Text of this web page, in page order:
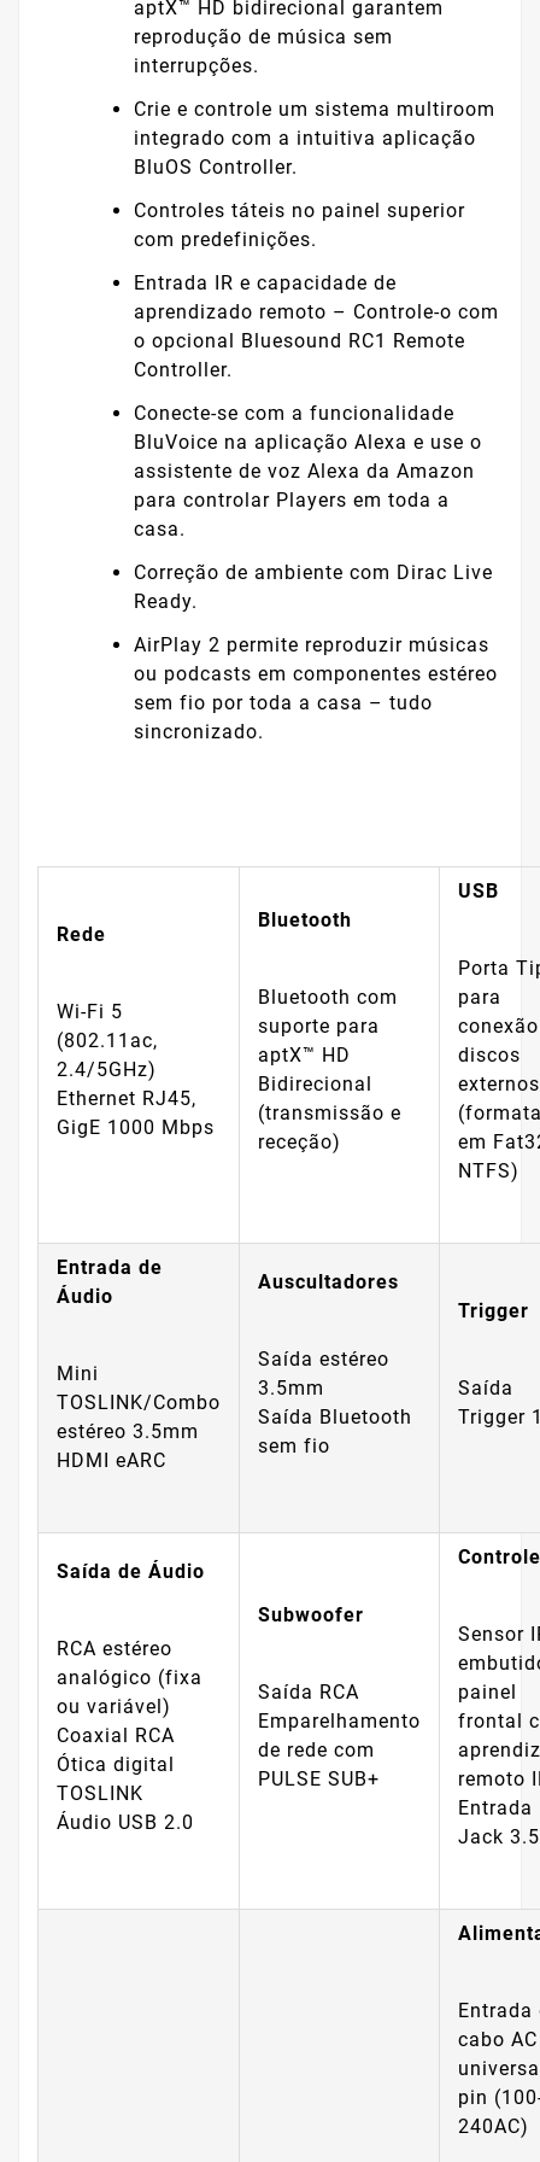
aptX™ HD bidirecional garantem
reprodução de música sem
interrupções.
Crie e controle um sistema multiroom
integrado com a intuitiva aplicação
BluOS Controller.
Controles táteis no painel superior
com predefinições.
Entrada IR e capacidade de
aprendizado remoto – Controle-o com
o opcional Bluesound RC1 Remote
Controller.
Conecte-se com a funcionalidade
BluVoice na aplicação Alexa e use o
assistente de voz Alexa da Amazon
para controlar Players em toda a
casa.
Correção de ambiente com Dirac Live
Ready.
AirPlay 2 permite reproduzir músicas
ou podcasts em componentes estéreo
sem fio por toda a casa – tudo
sincronizado.
Rede
Wi-Fi 5
(802.11ac,
2.4/5GHz)
Ethernet RJ45,
GigE 1000 Mbps
Bluetooth
Bluetooth com
suporte para
aptX™ HD
Bidirecional
(transmissão e
receção)
USB
Porta
para
discos
externos
em
NTFS)
Entrada de
Áudio
Mini
TOSLINK/Combo
estéreo 3.5mm
HDMI eARC
Auscultadores
Saída estéreo
3.5mm
Saída Bluetooth
sem fio
Trigger
Saída
Trigger
Saída de Áudio
RCA estéreo
analógico (fixa
ou variável)
Coaxial RCA
Ótica digital
TOSLINK
Áudio USB 2.0
Subwoofer
Saída RCA
Emparelhamento
de rede com
PULSE SUB+
Sensor
painel
frontal
remoto
Entrada
Jack
Entrada
cabo AC
pin
240AC)